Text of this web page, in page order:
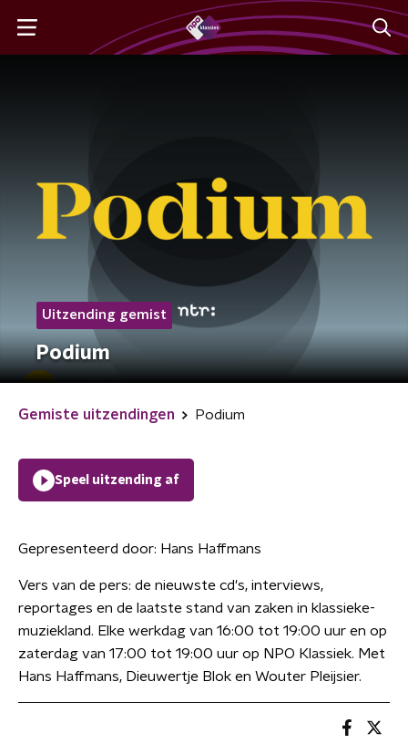
Uitzending gemist
Podium
Gemiste uitzendingen Podium
Speel uitzending af
Gepresenteerd door: Hans Haffmans
Vers van de pers: de nieuwste cd's, interviews,
reportages en de laatste stand van zaken in klassieke-
muziekland. Elke werkdag van 16:00 tot 19:00 uur en op
zaterdag van 17:00 tot 19:00 uur op NPO Klassiek. Met
Hans Haffmans, Dieuwertje Blok en Wouter Pleijsier.